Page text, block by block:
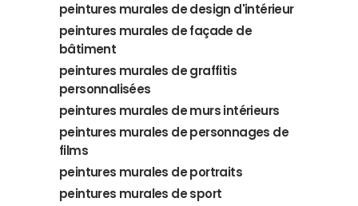
peintures murales de design d'intérieur
peintures murales de façade de
bâtiment
peintures murales de graffitis
personnalisées
peintures murales de murs intérieurs
peintures murales de personnages de
films
peintures murales de portraits
peintures murales de sport